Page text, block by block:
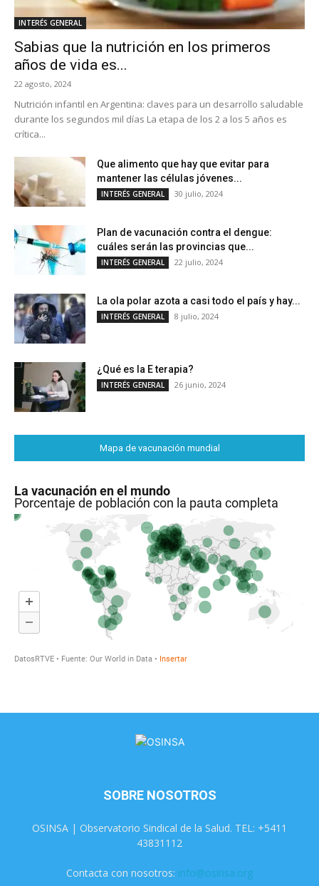
INTERÉS GENERAL
Sabias que la nutrición en los primeros
años de vida es...
22 agosto, 2024
Nutrición infantil en Argentina: claves para un desarrollo saludable
durante los segundos mil días La etapa de los 2 a los 5 años es
crítica...
Que alimento que hay que evitar para
mantener las células jóvenes...
INTERÉS GENERAL 30 julio, 2024
Plan de vacunación contra el dengue:
cuáles serán las provincias que...
INTERÉS GENERAL 22 julio, 2024
La ola polar azota a casi todo el país y hay...
INTERÉS GENERAL 8 julio, 2024
¿Qué es la E terapia?
INTERÉS GENERAL 26 junio, 2024
Mapa de vacunación mundial
SOBRE NOSOTROS
OSINSA | Observatorio Sindical de la Salud. TEL: +5411
43831112
Contacta con nosotros: info@osinsa.org